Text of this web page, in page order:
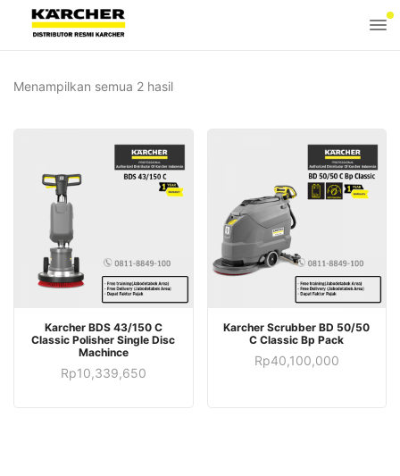
Menampilkan semua 2 hasil
Karcher BDS 43/150 C
Classic Polisher Single Disc
Machince
Rp10,339,650
Karcher Scrubber BD 50/50
C Classic Bp Pack
Rp40,100,000